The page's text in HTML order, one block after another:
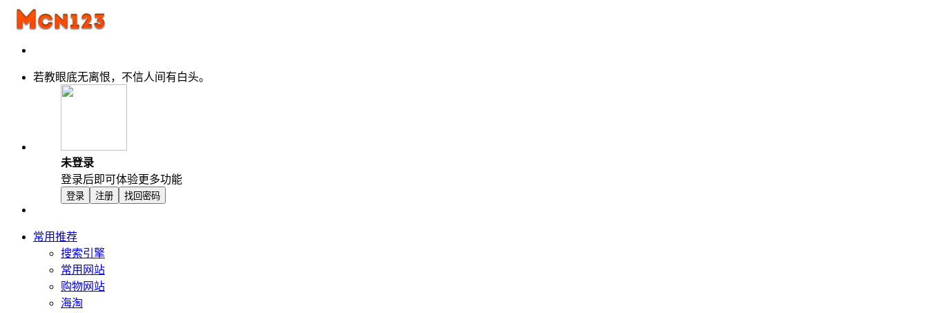
若教眼底无离恨，不信人间有白头。
未登录
登录后即可体验更多功能
登录 注册 找回密码
常用推荐
搜索引擎
常用网站
购物网站
海淘